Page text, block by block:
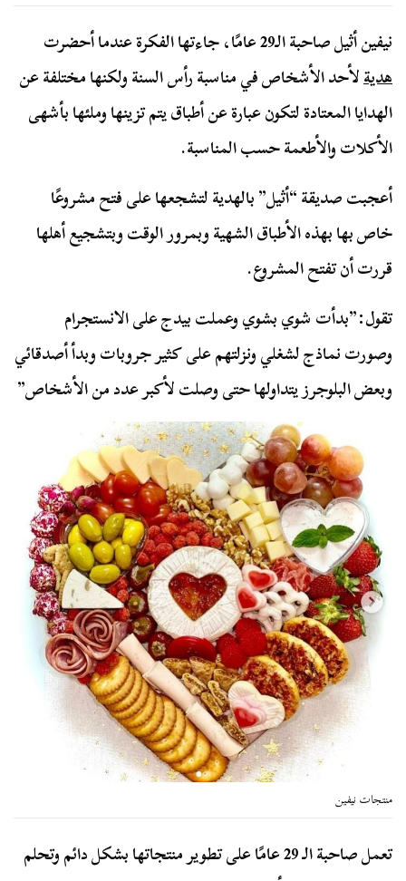
نيفين أثيل صاحبة الـ29 عامًا، جاءتها الفكرة عندما أحضرت
هديةلأحد الأشخاص في مناسبة رأس السنة ولكنها مختلفة عن
الهدايا المعتادة لتكون عبارة عن أطباق يتم تزينها وملئها بأشهى
الأكلات والأطعمة حسب المناسبة.
أعجبت صديقة “أثيل” بالهدية لتشجعها على فتح مشروعًا
خاص بها بهذه الأطباق الشهية وبمرور الوقت وبتشجيع أهلها
قررت أن تفتح المشروع.
تقول:”بدأت شوي بشوي وعملت بيدج على الانستجرام
وصورت نماذج لشغلي ونزلتهم على كثير جروبات وبدأ أصدقائي
وبعض البلوجرز يتداولها حتى وصلت لأكبر عدد من الأشخاص”
منتجات نيفين
تعمل صاحبة الـ 29 عامًا على تطوير منتجاتها بشكل دائم وتحلم